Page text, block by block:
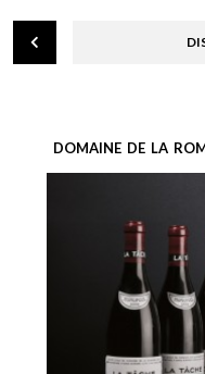
DOMAINE DE LA